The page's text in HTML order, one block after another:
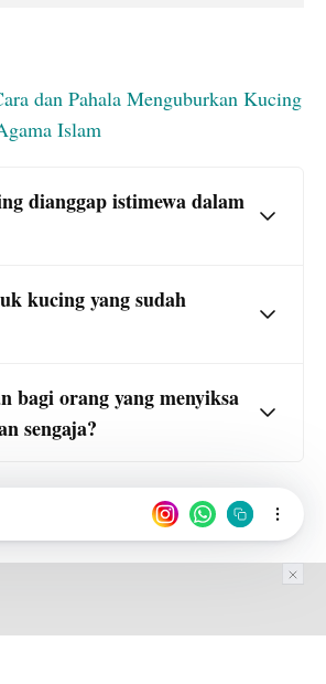
dan Pahala Menguburkan Kucing
Islam
dianggap istimewa dalam
kucing yang sudah
bagi orang yang menyiksa
sengaja?
Kematian